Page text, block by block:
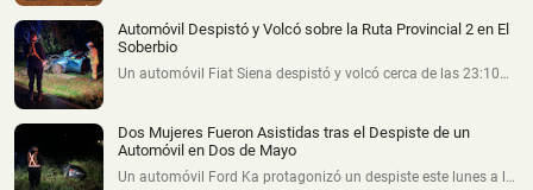
Automóvil Despistó y Volcó sobre la Ruta Provincial 2 en El
Soberbio
Un automóvil Fiat Siena despistó y volcó cerca de las 23:10…
Dos Mujeres Fueron Asistidas tras el Despiste de un
Automóvil en Dos de Mayo
Un automóvil Ford Ka protagonizó un despiste este lunes a l…